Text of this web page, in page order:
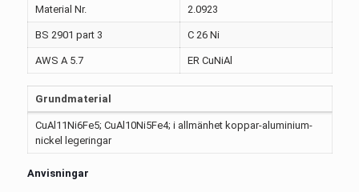
Material Nr. 2.0923
BS 2901 part 3 C 26 Ni
AWS A 5.7 ER CuNiAl
Grundmaterial
CuAl11Ni6Fe5; CuAl10Ni5Fe4; i allmänhet koppar-aluminium-
nickel legeringar
Anvisningar